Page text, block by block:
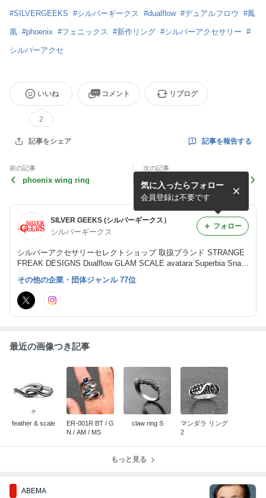
#SILVERGEEKS #シルバーギークス #dualflow #デュアルフロウ #鳳
凰 #phoenix #フェニックス #新作リング #シルバーアクセサリー #
シルバーアクセ
いいね
2
コメント リブログ
記事をシェア 記事を報告する
前の記事
phoenix wing ring
次の記事
Dual Flow 2022イベント&フ
ェア開催！
SILVER GEEKS (シルバーギークス）
シルバーギークス
シルバーアクセサリーセレクトショップ 取扱ブランド STRANGE
FREAK DESIGNS Dualflow GLAM SCALE avatara Superbia Snak
e Pit Leather Works
気に入ったらフォロー
会員登録は不要です
フォロー
その他の企業・団体ジャンル 77位
最近の画像つき記事
feather & scale
ER-001R BT / G
N / AM / MS
claw ring S
マンダラ リング
2
もっと見る
ABEMA